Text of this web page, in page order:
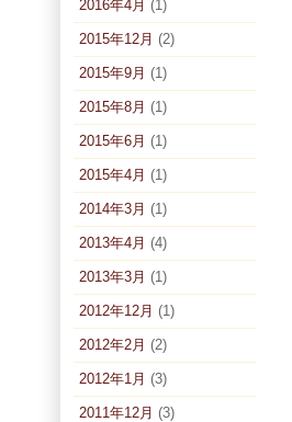
2016年4月 (1)
2015年12月 (2)
2015年9月 (1)
2015年8月 (1)
2015年6月 (1)
2015年4月 (1)
2014年3月 (1)
2013年4月 (4)
2013年3月 (1)
2012年12月 (1)
2012年2月 (2)
2012年1月 (3)
2011年12月 (3)